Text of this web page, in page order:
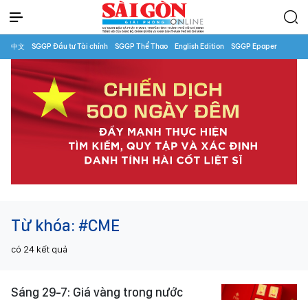
中文 SGGP Đầu tư Tài chính SGGP Thể Thao English Edition SGGP Epaper
Từ khóa: #CME
có 24 kết quả
Sáng 29-7: Giá vàng trong nước